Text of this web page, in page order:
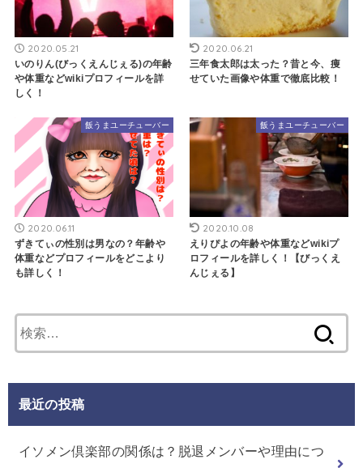
2020.05.21
いのりん(びっくえんじぇる)の年齢
や体重などwikiプロフィールを詳
しく！
2020.06.21
三年食太郎は太った？昔と今、痩
せていた画像や体重で徹底比較！
飯うまユーチューバー
2020.06.11
ずきてぃの性別は男なの？年齢や
体重などプロフィールをどこより
も詳しく！
飯うまユーチューバー
2020.10.08
えりぴよの年齢や体重などwikiプ
ロフィールを詳しく！【びっくえ
んじぇる】
索:
最近の投稿
イソメン倶楽部の関係は？脱退メンバーや理由につ